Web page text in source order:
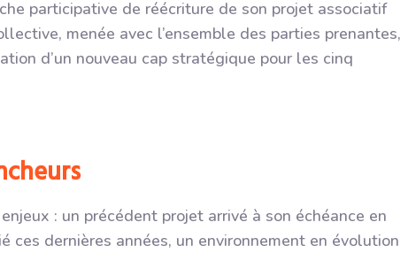
participative de réécriture de son projet associatif
menée avec l’ensemble des parties prenantes,
d’un nouveau cap stratégique pour les cinq
: un précédent projet arrivé à son échéance en
ces dernières années, un environnement en évolution